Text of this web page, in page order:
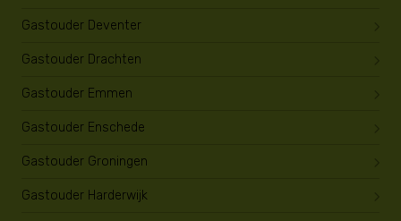
Gastouder Deventer
Gastouder Drachten
Gastouder Emmen
Gastouder Enschede
Gastouder Groningen
Gastouder Harderwijk